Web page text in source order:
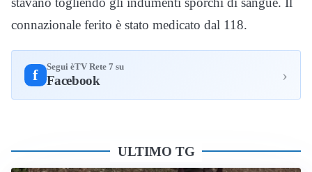
connazionale ferito è stato medicato dal 118.
f Segui èTV Rete 7 su
Facebook ›
ULTIMO TG